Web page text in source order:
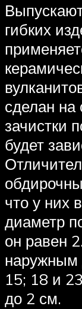
гибких
сделан на
зачистки
будет
что у них
диаметр
он равен
наружным
15; 18 и
до 2 см.